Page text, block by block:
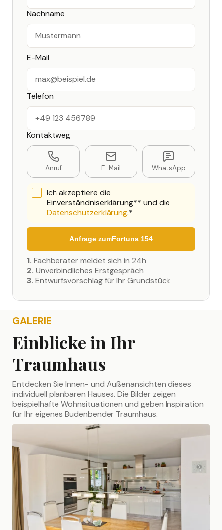
Nachname
E-Mail
Telefon
Kontaktweg
Anruf E-Mail WhatsApp
Ich akzeptiere die
Einverständniserklärung** und die
Datenschutzerklärung.*
Anfrage zumFortuna 154
1.Fachberater meldet sich in 24h
2.Unverbindliches Erstgespräch
3.Entwurfsvorschlag für Ihr Grundstück
GALERIE
Einblicke in Ihr
Traumhaus
Entdecken Sie Innen- und Außenansichten dieses
individuell planbaren Hauses. Die Bilder zeigen
beispielhafte Wohnsituationen und geben Inspiration
für Ihr eigenes Büdenbender Traumhaus.